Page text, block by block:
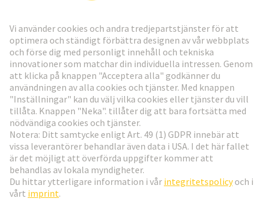
Gå till registrering
Social Media
Sverige